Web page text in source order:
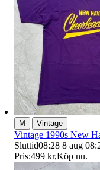
M | Vintage
Vintage 1990s New
Sluttid08:28 8 aug
Pris:499 kr,Köp nu.